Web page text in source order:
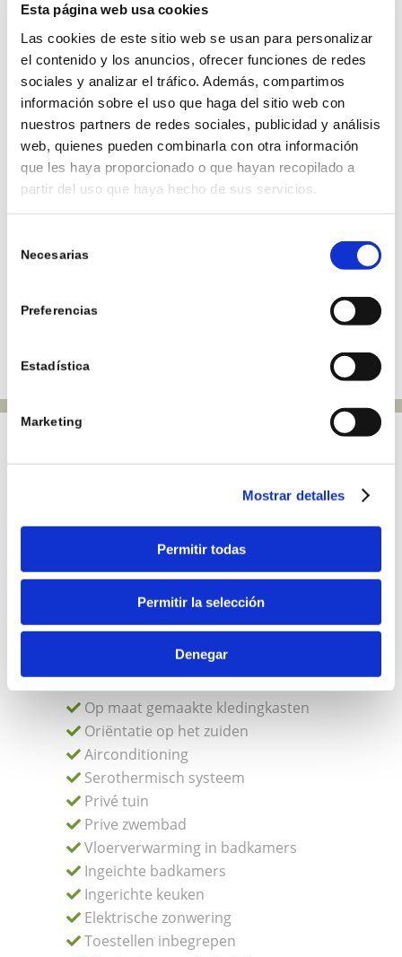
Esta página web usa cookies
Las cookies de este sitio web se usan para personalizar
el contenido y los anuncios, ofrecer funciones de redes
sociales y analizar el tráfico. Además, compartimos
información sobre el uso que haga del sitio web con
nuestros partners de redes sociales, publicidad y análisis
web, quienes pueden combinarla con otra información
que les haya proporcionado o que hayan recopilado a
partir del uso que haya hecho de sus servicios.
Necesarias
Preferencias
Estadística
Marketing
Mostrar detalles
Permitir todas
Permitir la selección
Denegar
TWEE-ONDER-EEN-
KAPWONINGEN
ALMANZOR II
KENMERKEN
155 m² bebouwd
3 slaapkamers
1 parkeerplaats
Op maat gemaakte kledingkasten
Oriëntatie op het zuiden
Airconditioning
Serothermisch systeem
Privé tuin
Prive zwembad
Vloerverwarming in badkamers
Ingeichte badkamers
Ingerichte keuken
Elektrische zonwering
Toestellen inbegrepen